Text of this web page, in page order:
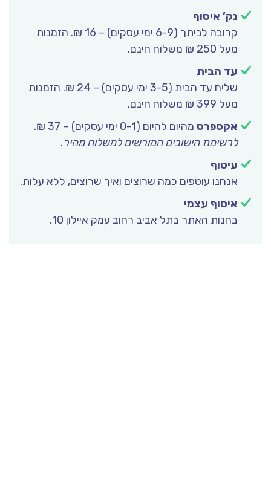
נק’ איסוף
קרובה לביתך (6-9 ימי עסקים) – 16 ₪. הזמנות
מעל 250 ₪ משלוח חינם.
עד הבית
שליח עד הבית (3-5 ימי עסקים) – 24 ₪. הזמנות
מעל 399 ₪ משלוח חינם.
אקספרסמהיום להיום (0-1 ימי עסקים) – 37 ₪.
לרשימת הישובים המורשים למשלוח מהיר.
עיטוף
אנחנו עוטפים כמה שרוצים ואיך שרוצים, ללא עלות.
איסוף עצמי
בחנות האתר בתל אביב רחוב עמק איילון 10.